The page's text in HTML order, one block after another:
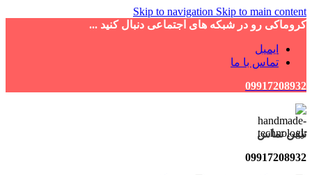
Skip to navigation Skip to main content
کروماکی رو در شبکه های اجتماعی دنبال کنید ...
ایمیل
تماس با ما
09917208932
تلفن تماس
09917208932